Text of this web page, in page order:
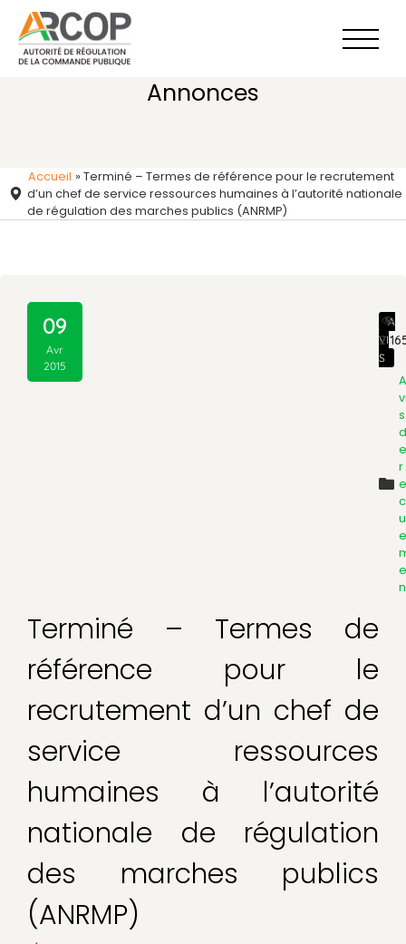
contenu
Annonces
Accueil » Terminé – Termes de référence pour le recrutement
d’un chef de service ressources humaines à l’autorité nationale
de régulation des marches publics (ANRMP)
09
Avr
2015
A
VI
S
2
A
s
d
e
r
e
e
e
Terminé – Termes de
référence pour le
recrutement d’un chef de
service ressources
humaines à l’autorité
nationale de régulation
des marches publics
(ANRMP)